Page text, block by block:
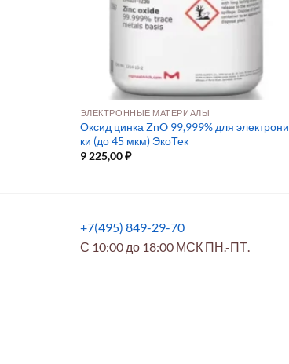
ЭЛЕКТРОННЫЕ МАТЕРИАЛЫ
Оксид цинка ZnO 99,999% для электрони
ки (до 45 мкм) ЭкоТек
9 225,00₽
+7(495) 849-29-70
С 10:00 до 18:00 МСК ПН.-ПТ.